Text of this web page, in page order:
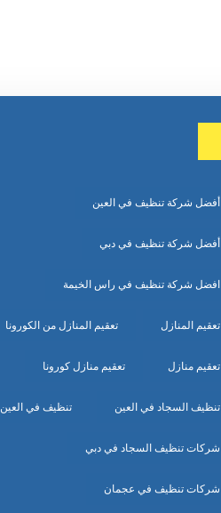
أفضل شركة تنظيف في العين
أفضل شركة تنظيف في دبي
افضل شركة تنظيف في راس الخيمة
تعقيم المنازل تعقيم المنازل من الكورونا
تعقيم منازل تعقيم منازل كورونا
تنظيف السجاد في العين تنظيف في العين
شركات تنظيف السجاد في دبي
شركات تنظيف في عجمان